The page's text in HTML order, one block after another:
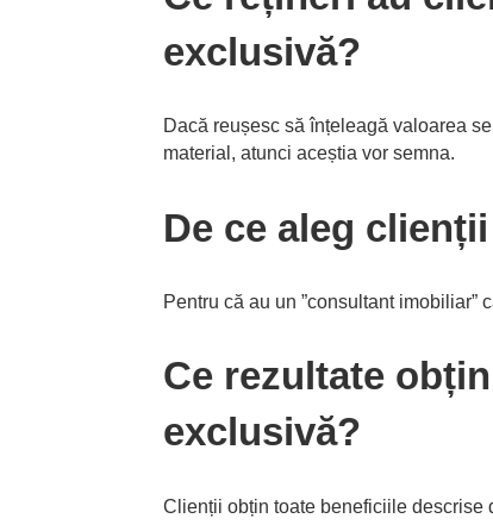
exclusivă?
Dacă reușesc să înțeleagă valoarea
material, atunci aceștia vor semna.
De ce aleg
Pentru că au un ”consultant imobiliar”
Ce rezultate
exclusivă?
Clienții obțin toate beneficiile descrise